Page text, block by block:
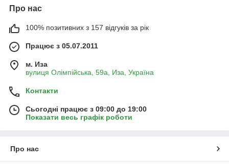
Про нас
100% позитивних з 157 відгуків за рік
Працює з 05.07.2011
м. Иза
вулиця Олімпійська, 59а, Иза, Україна
Контакти
Сьогодні працює з 09:00 до 19:00
Показати весь графік роботи
Про нас